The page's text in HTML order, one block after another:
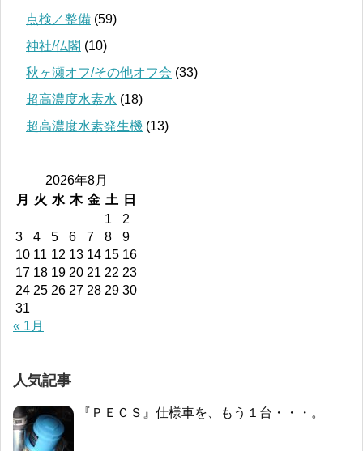
点検／整備 (59)
神社/仏閣 (10)
秋ヶ瀬オフ/その他オフ会 (33)
超高濃度水素水 (18)
超高濃度水素発生機 (13)
2026年8月
月
火 水 木 金 土
日
1
2
3
4 5 6 7 8
9
10 11 12 13 14 15 16
17 18 19 20 21 22 23
24 25 26 27 28 29 30
31
« 1月
人気記事
『ＰＥＣＳ』仕様車を、もう１台・・・。